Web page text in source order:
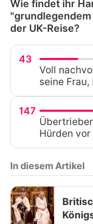
Wie findet ihr
der UK-Reise?
43
Voll
seine Frau,
147
Hürden vor
In diesem Artikel